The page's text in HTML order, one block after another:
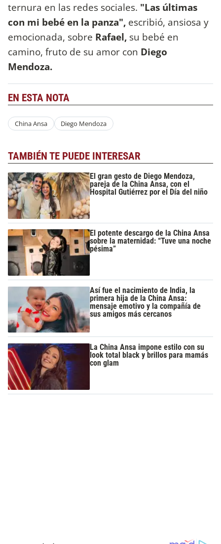
ternura en las redes sociales. "Las últimas
con mi bebé en la panza", escribió, ansiosa y
emocionada, sobre Rafael, su bebé en
camino, fruto de su amor con Diego
Mendoza.
EN ESTA NOTA
China Ansa Diego Mendoza
TAMBIÉN TE PUEDE INTERESAR
El gran gesto de Diego Mendoza,
pareja de la China Ansa, con el
Hospital Gutiérrez por el Día del niño
El potente descargo de la China Ansa
sobre la maternidad: “Tuve una noche
pésima”
Así fue el nacimiento de India, la
primera hija de la China Ansa:
mensaje emotivo y la compañía de
sus amigos más cercanos
La China Ansa impone estilo con su
look total black y brillos para mamás
con glam